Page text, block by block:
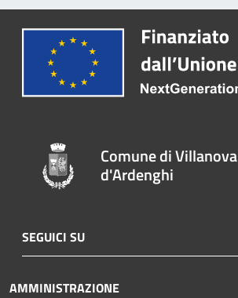
Comune di Villanova
d'Ardenghi
SEGUICI SU
AMMINISTRAZIONE